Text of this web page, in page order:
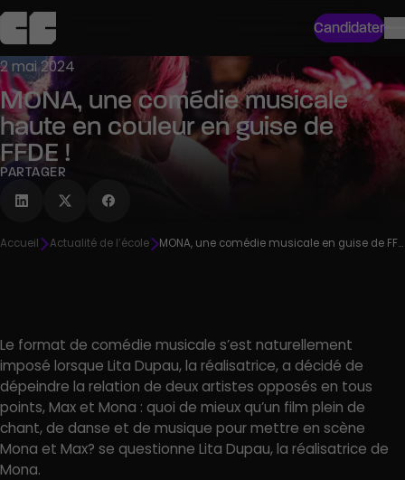
Candidater
2 mai 2024
MONA, une comédie musicale
haute en couleur en guise de
FFDE !
PARTAGER
Accueil Actualité de l’école MONA, une comédie musicale en guise de FFDE !
Le format de comédie musicale s’est naturellement
imposé lorsque Lita Dupau, la réalisatrice, a décidé de
dépeindre la relation de deux artistes opposés en tous
points, Max et Mona : quoi de mieux qu’un film plein de
chant, de danse et de musique pour mettre en scène
Mona et Max? se questionne Lita Dupau, la réalisatrice de
Mona.